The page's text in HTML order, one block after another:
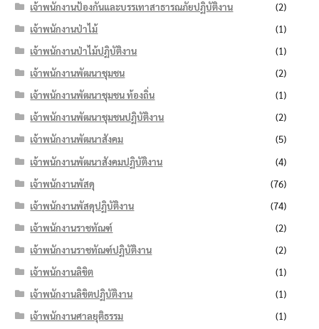
เจ้าพนักงานป้องกันและบรรเทาสาธารณภัยปฏิบัติงาน
(2)
เจ้าพนักงานป่าไม้
(1)
เจ้าพนักงานป่าไม้ปฏิบัติงาน
(1)
เจ้าพนักงานพัฒนาชุมชน
(2)
เจ้าพนักงานพัฒนาชุมชน ท้องถิ่น
(1)
เจ้าพนักงานพัฒนาชุมชนปฏิบัติงาน
(2)
เจ้าพนักงานพัฒนาสังคม
(5)
เจ้าพนักงานพัฒนาสังคมปฏิบัติงาน
(4)
เจ้าพนักงานพัสดุ
(76)
เจ้าพนักงานพัสดุปฏิบัติงาน
(74)
เจ้าพนักงานราชทัณฑ์
(2)
เจ้าพนักงานราชทัณฑ์ปฏิบัติงาน
(2)
เจ้าพนักงานลิขิต
(1)
เจ้าพนักงานลิขิตปฏิบัติงาน
(1)
เจ้าพนักงานศาลยุติธรรม
(1)